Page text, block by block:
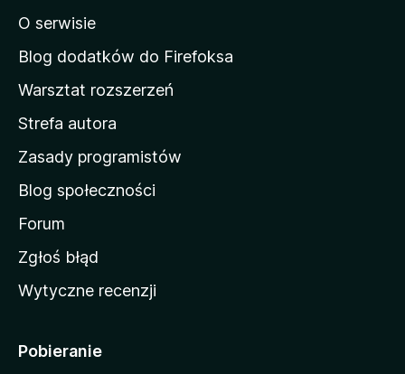
a
d
m
o
w
M
o
z
l
i
O serwisie
Blog dodatków do Firefoksa
Warsztat rozszerzeń
Strefa autora
Zasady programistów
Blog społeczności
Forum
Zgłoś błąd
Wytyczne recenzji
Pobieranie